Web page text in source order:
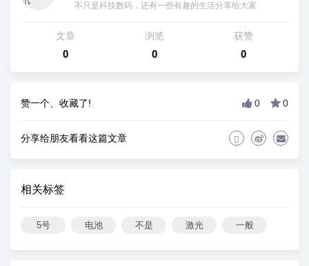
不只是科技数码，还有一些有趣的生活分享给大家
文章
0
浏览
0
获赞
0
赞一个、收藏了! 0 0
分享给朋友看看这篇文章
相关标签
5号 电池 不是 激光 一般